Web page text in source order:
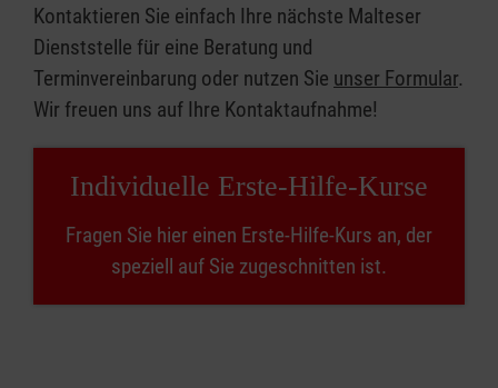
Kontaktieren Sie einfach Ihre nächste Malteser
Dienststelle für eine Beratung und
Terminvereinbarung oder nutzen Sie unser Formular.
Wir freuen uns auf Ihre Kontaktaufnahme!
Individuelle Erste-Hilfe-Kurse
Fragen Sie hier einen Erste-Hilfe-Kurs an, der
speziell auf Sie zugeschnitten ist.